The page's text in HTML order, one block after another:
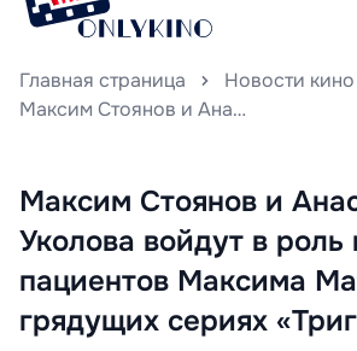
Главная страница
Новости кино
Максим Стоянов и Анастасия Уколова войдут в роль новых пациентов Максима Матвеева в грядущих сериях «Триггера»
Максим Стоянов и
Уколова войдут в роль
пациентов Максима
грядущих сериях